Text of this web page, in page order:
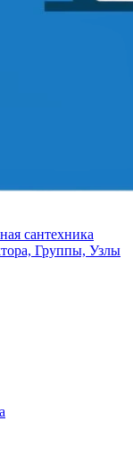
сантехника
Группы, Узлы